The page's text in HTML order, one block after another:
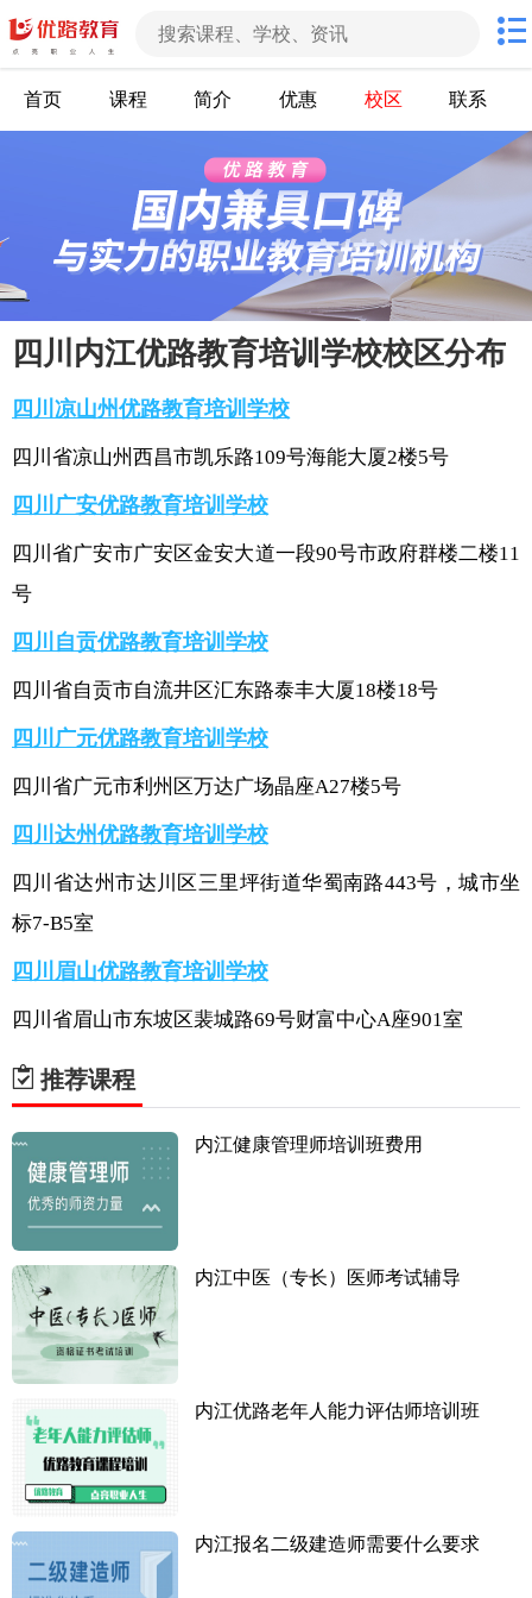
首页 课程 简介 优惠 校区 联系
四川内江优路教育培训学校校区分布
四川凉山州优路教育培训学校
四川省凉山州西昌市凯乐路109号海能大厦2楼5号
四川广安优路教育培训学校
四川省广安市广安区金安大道一段90号市政府群楼二楼11
号
四川自贡优路教育培训学校
四川省自贡市自流井区汇东路泰丰大厦18楼18号
四川广元优路教育培训学校
四川省广元市利州区万达广场晶座A27楼5号
四川达州优路教育培训学校
四川省达州市达川区三里坪街道华蜀南路443号，城市坐
标7-B5室
四川眉山优路教育培训学校
四川省眉山市东坡区裴城路69号财富中心A座901室
推荐课程
内江健康管理师培训班费用
内江中医（专长）医师考试辅导
内江优路老年人能力评估师培训班
内江报名二级建造师需要什么要求